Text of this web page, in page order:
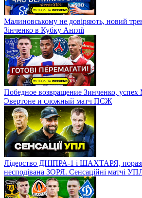
чи вдасться стати основним?
Малиновському не довіряють, новий
Зінченко в Кубку Англії
Победное возвращение Зинченко, успех
Эвертоне и сложный матч ПСЖ